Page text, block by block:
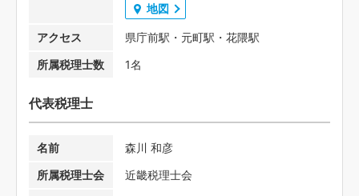
地図
アクセス
県庁前駅・元町駅・花隈駅
所属税理士数
1名
代表税理士
名前
森川 和彦
所属税理士会
近畿税理士会